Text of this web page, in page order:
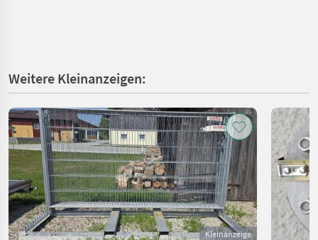
Weitere Kleinanzeigen:
Kleinanzeige